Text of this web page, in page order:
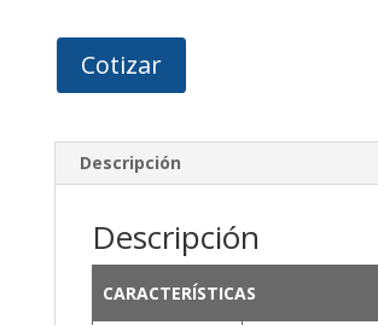
Cotizar
Descripción
Descripción
CARACTERÍSTICAS